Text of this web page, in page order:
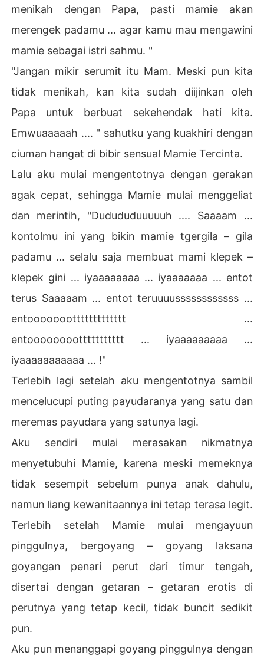
menikah dengan Papa, pasti mamie akan
merengek padamu ... agar kamu mau mengawini
mamie sebagai istri sahmu. "
"Jangan mikir serumit itu Mam. Meski pun kita
tidak menikah, kan kita sudah diijinkan oleh
Papa untuk berbuat sekehendak hati kita.
Emwuaaaaah .... " sahutku yang kuakhiri dengan
ciuman hangat di bibir sensual Mamie Tercinta.
Lalu aku mulai mengentotnya dengan gerakan
agak cepat, sehingga Mamie mulai menggeliat
dan merintih, "Dudududuuuuuh .... Saaaam ...
kontolmu ini yang bikin mamie tgergila – gila
padamu ... selalu saja membuat mami klepek –
klepek gini ... iyaaaaaaaa ... iyaaaaaaa ... entot
terus Saaaaam ... entot teruuuussssssssssss ...
entooooooottttttttttttt ...
entoooooooottttttttttt ... iyaaaaaaaaa ...
iyaaaaaaaaaaa ... !"
Terlebih lagi setelah aku mengentotnya sambil
mencelucupi puting payudaranya yang satu dan
meremas payudara yang satunya lagi.
Aku sendiri mulai merasakan nikmatnya
menyetubuhi Mamie, karena meski memeknya
tidak sesempit sebelum punya anak dahulu,
namun liang kewanitaannya ini tetap terasa legit.
Terlebih setelah Mamie mulai mengayuun
pinggulnya, bergoyang – goyang laksana
goyangan penari perut dari timur tengah,
disertai dengan getaran – getaran erotis di
perutnya yang tetap kecil, tidak buncit sedikit
pun.
Aku pun menanggapi goyang pinggulnya dengan